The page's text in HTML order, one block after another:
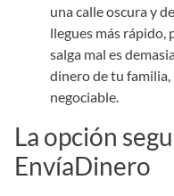
una calle oscura y
llegues más rápido,
salga mal es
dinero de tu familia,
negociable.
La opción
EnvíaDinero